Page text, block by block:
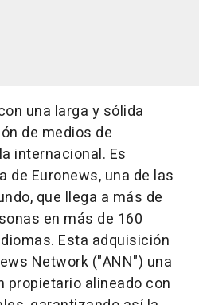
una larga y sólida
de medios de
internacional. Es
de Euronews, una de las
que llega a más de
en más de 160
Esta adquisición
Network ("ANN") una
propietario alineado con